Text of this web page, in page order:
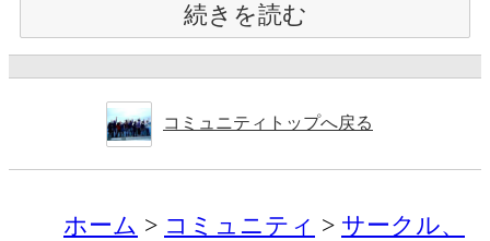
続きを読む
コミュニティトップへ戻る
ホーム コミュニティ
サークル、